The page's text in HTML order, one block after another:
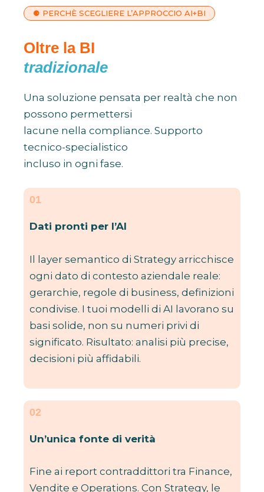
⚈ PERCHÈ SCEGLIERE L’APPROCCIO AI+BI
Oltre la BI
tradizionale
Una soluzione pensata per realtà che non
possono permettersi
lacune nella compliance. Supporto
tecnico-specialistico
incluso in ogni fase.
01
Dati pronti per l’AI
Il layer semantico di Strategy arricchisce
ogni dato di contesto aziendale reale:
gerarchie, regole di business, definizioni
condivise. I tuoi modelli di AI lavorano su
basi solide, non su numeri privi di
significato. Risultato: analisi più precise,
decisioni più affidabili.
02
Un’unica fonte di verità
Fine ai report contraddittori tra Finance,
Vendite e Operations. Con Strategy, le